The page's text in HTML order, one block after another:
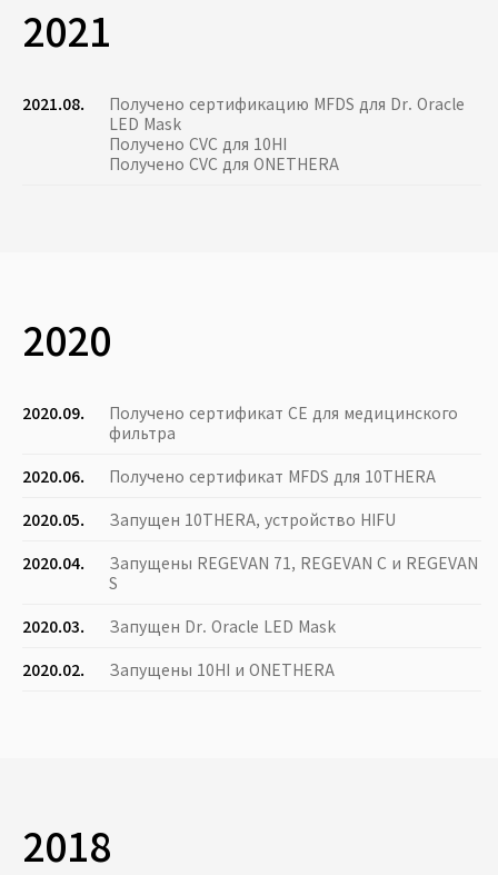
2021
2021.08.
Получено сертификацию MFDS для Dr. Oracle
LED Mask
Получено CVC для 10HI
Получено CVC для ONETHERA
2020
2020.09.
Получено сертификат CE для медицинского
фильтра
2020.06.
Получено сертификат MFDS для 10THERA
2020.05.
Запущен 10THERA, устройство HIFU
2020.04.
Запущены REGEVAN 71, REGEVAN C и REGEVAN
S
2020.03.
Запущен Dr. Oracle LED Mask
2020.02.
Запущены 10HI и ONETHERA
2018